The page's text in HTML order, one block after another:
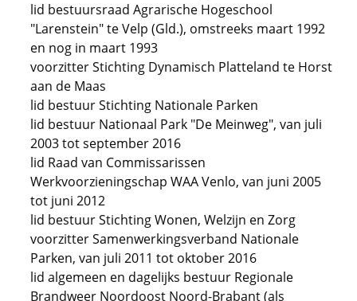
lid bestuursraad Agrarische Hogeschool
"Larenstein" te Velp (Gld.), omstreeks maart 1992
en nog in maart 1993
voorzitter Stichting Dynamisch Platteland te Horst
aan de Maas
lid bestuur Stichting Nationale Parken
lid bestuur Nationaal Park "De Meinweg", van juli
2003 tot september 2016
lid Raad van Commissarissen
Werkvoorzieningschap WAA Venlo, van juni 2005
tot juni 2012
lid bestuur Stichting Wonen, Welzijn en Zorg
voorzitter Samenwerkingsverband Nationale
Parken, van juli 2011 tot oktober 2016
lid algemeen en dagelijks bestuur Regionale
Brandweer Noordoost Noord-Brabant (als